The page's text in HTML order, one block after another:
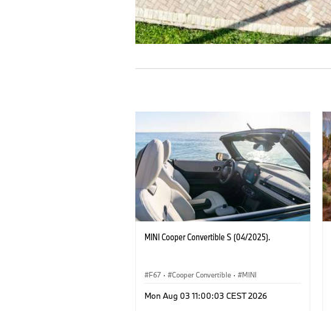
MINI Cooper Convertible S (04/2025).
F67 · Cooper Convertible · MINI
Mon Aug 03 11:00:03 CEST 2026